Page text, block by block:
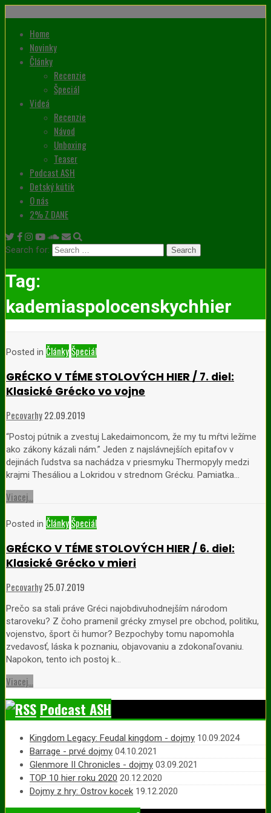
Home
Novinky
Články
Recenzie
Špeciál
Videá
Recenzie
Návod
Unboxing
Teaser
Podcast ASH
Detský kútik
O nás
2% Z DANE
Search for:
Tag:
kademiaspolocenskychhier
Posted in ČlánkyŠpeciál
GRÉCKO V TÉME STOLOVÝCH HIER / 7. diel:
Klasické Grécko vo vojne
Pecovarhy22.09.2019
“Postoj pútnik a zvestuj Lakedaimoncom, že my tu mŕtvi ležíme
ako zákony kázali nám.” Jeden z najslávnejších epitafov v
dejinách ľudstva sa nachádza v priesmyku Thermopyly medzi
krajmi Thesáliou a Lokridou v strednom Grécku. Pamiatka…
Viacej...
Posted in ČlánkyŠpeciál
GRÉCKO V TÉME STOLOVÝCH HIER / 6. diel:
Klasické Grécko v mieri
Pecovarhy25.07.2019
Prečo sa stali práve Gréci najobdivuhodnejším národom
staroveku? Z čoho pramenil grécky zmysel pre obchod, politiku,
vojenstvo, šport či humor? Bezpochyby tomu napomohla
zvedavosť, láska k poznaniu, objavovaniu a zdokonaľovaniu.
Napokon, tento ich postoj k…
Viacej...
Podcast ASH
Kingdom Legacy: Feudal kingdom - dojmy 10.09.2024
Barrage - prvé dojmy 04.10.2021
Glenmore II Chronicles - dojmy 03.09.2021
TOP 10 hier roku 2020 20.12.2020
Dojmy z hry: Ostrov kocek 19.12.2020